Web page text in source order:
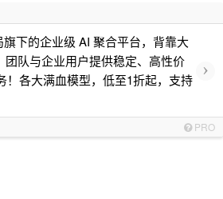
下的企业级 AI 聚合平台，背靠大
队与企业用户提供稳定、高性价
！各大满血模型，低至1折起，支持
›
PRO